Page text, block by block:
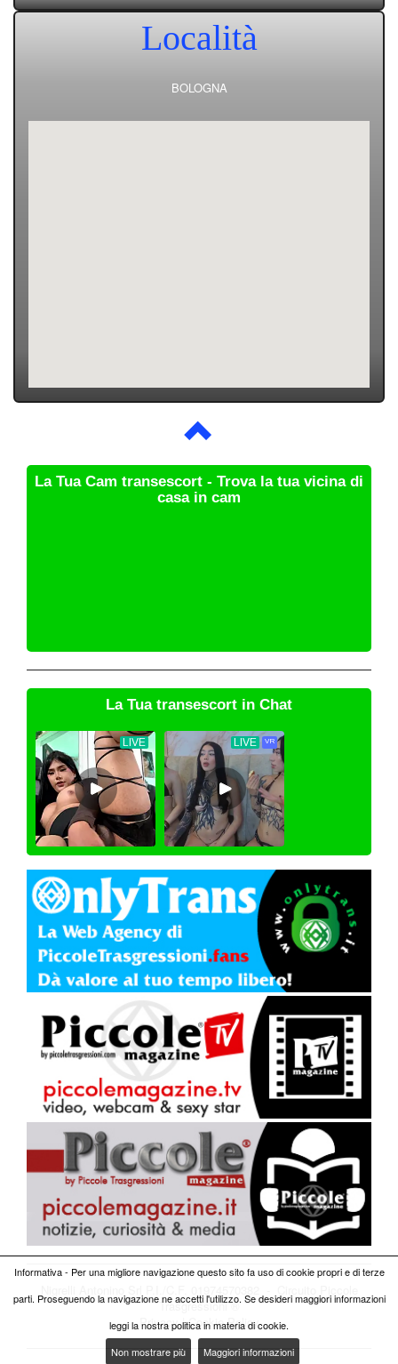
Località
BOLOGNA
La Tua Cam transescort - Trova la tua vicina di
casa in cam
La Tua transescort in Chat
Trasgressioni ®
Privacy|Cookie Policy
Informativa - Per una migliore navigazione questo sito fa uso di cookie propri e di terze
parti. Proseguendo la navigazione ne accetti l'utilizzo. Se desideri maggiori informazioni
leggi la nostra politica in materia di cookie.
Non mostrare più
Maggiori informazioni